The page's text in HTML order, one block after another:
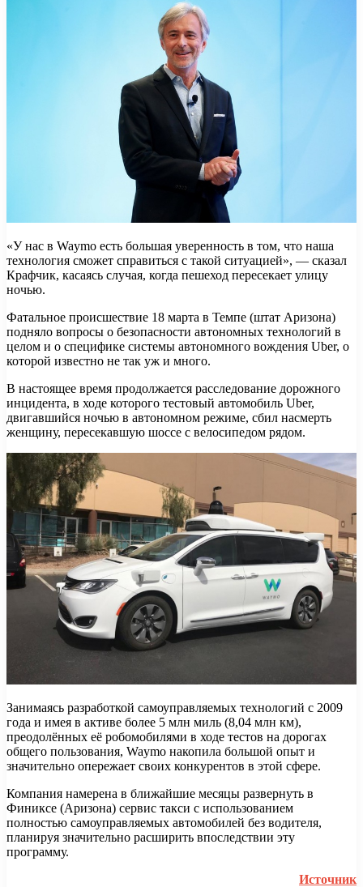
«У нас в Waymo есть большая уверенность в том, что наша
технология сможет справиться с такой ситуацией», — сказал
Крафчик, касаясь случая, когда пешеход пересекает улицу
ночью.
Фатальное происшествие 18 марта в Темпе (штат Аризона)
подняло вопросы о безопасности автономных технологий в
целом и о специфике системы автономного вождения Uber, о
которой известно не так уж и много.
В настоящее время продолжается расследование дорожного
инцидента, в ходе которого тестовый автомобиль Uber,
двигавшийся ночью в автономном режиме, сбил насмерть
женщину, пересекавшую шоссе с велосипедом рядом.
Занимаясь разработкой самоуправляемых технологий с 2009
года и имея в активе более 5 млн миль (8,04 млн км),
преодолённых её робомобилями в ходе тестов на дорогах
общего пользования, Waymo накопила большой опыт и
значительно опережает своих конкурентов в этой сфере.
Компания намерена в ближайшие месяцы развернуть в
Финиксе (Аризона) сервис такси с использованием
полностью самоуправляемых автомобилей без водителя,
планируя значительно расширить впоследствии эту
программу.
Источник